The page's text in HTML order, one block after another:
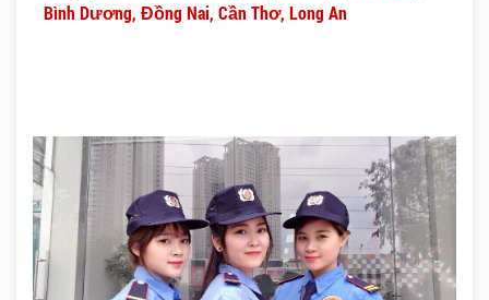
Bình Dương, Đồng Nai, Cần Thơ, Long An